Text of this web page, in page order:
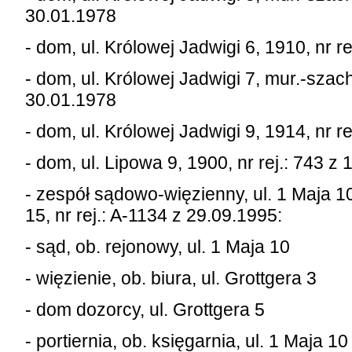
30.01.1978
- dom, ul. Królowej Jadwigi 6, 1910, nr
- dom, ul. Królowej Jadwigi 7, mur.-
30.01.1978
- dom, ul. Królowej Jadwigi 9, 1914, nr
- dom, ul. Lipowa 9, 1900, nr rej.: 743 z
- zespół sądowo-więzienny, ul. 1 Maja
15, nr rej.: A-1134 z 29.09.1995:
- sąd, ob. rejonowy, ul. 1 Maja 10
- więzienie, ob. biura, ul. Grottgera 3
- dom dozorcy, ul. Grottgera 5
- portiernia, ob. księgarnia, ul. 1 Maja 10